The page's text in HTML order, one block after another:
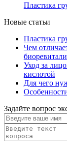
Пластика
Новые статьи
Пластика
Чем
Уход за
кислотой
Для чего
Задайте вопрос